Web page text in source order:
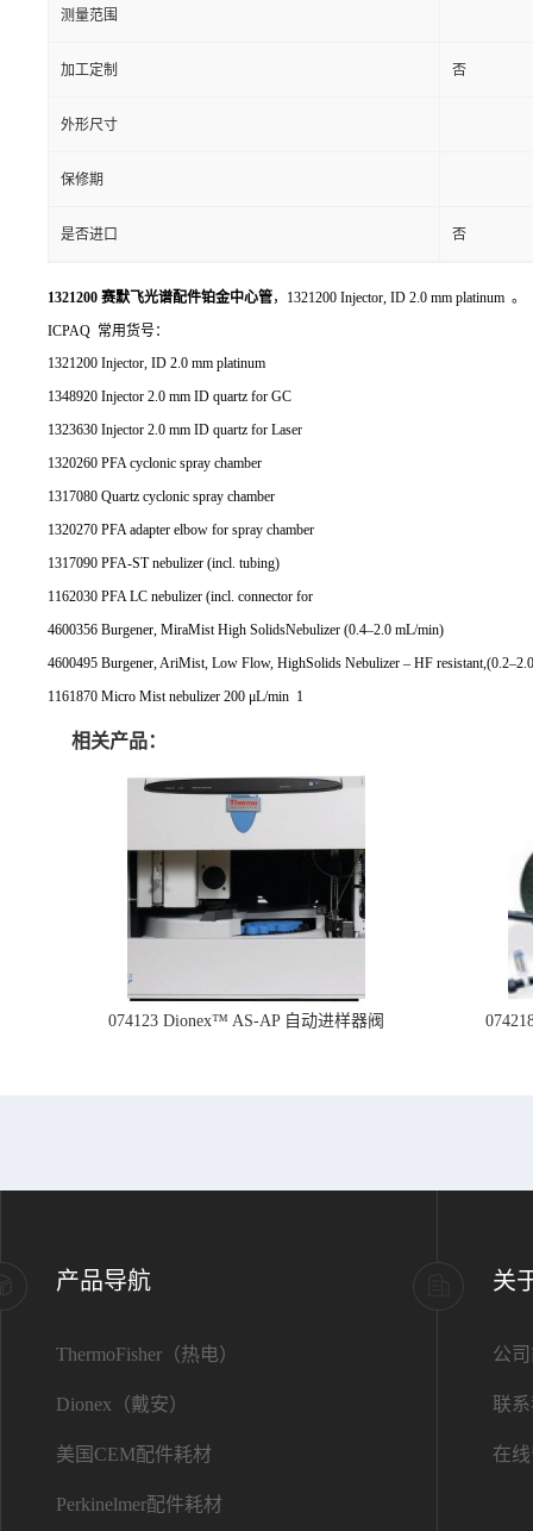
测量范围
加工定制 否
外形尺寸
保修期
是否进口 否
1321200 赛默飞光谱配件铂金中心管，1321200 Injector, ID 2.0 mm platinum 。
ICPAQ 常用货号：
1321200 Injector, ID 2.0 mm platinum
1348920 Injector 2.0 mm ID quartz for GC
1323630 Injector 2.0 mm ID quartz for Laser
1320260 PFA cyclonic spray chamber
1317080 Quartz cyclonic spray chamber
1320270 PFA adapter elbow for spray chamber
1317090 PFA-ST nebulizer (incl. tubing)
1162030 PFA LC nebulizer (incl. connector for
4600356 Burgener, MiraMist High SolidsNebulizer (0.4–2.0 mL/min)
4600495 Burgener, AriMist, Low Flow, HighSolids Nebulizer – HF
1161870 Micro Mist nebulizer 200 μL/min 1
相关产品：
074123 Dionex™ AS-AP 自动进样器阀
产品导航
ThermoFisher（热电）
Dionex（戴安）
美国CEM配件耗材
Perkinelmer配件耗材
关
公
联
在